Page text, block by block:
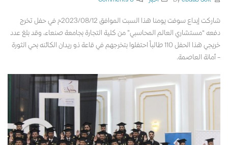
شاركت إبداع سوفت يومنا هذا السبت الموافق 2023/08/12م في حفل تخرج
دفعه “مستشاري العالم المحاسبي” من كلية التجارة بجامعة صنعاء، وقد بلغ عدد
خريجي هذا الحفل 110 طالباً احتفلوا بتخرجهم في قاعة ذو ريدان الكائنه بحي الثورة
– أمانة العاصمة.